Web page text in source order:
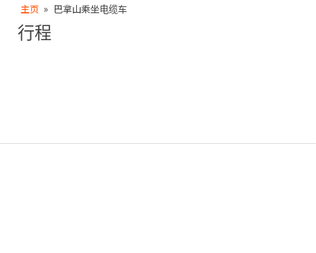
主页 » 巴拿山乘坐电缆车
行程